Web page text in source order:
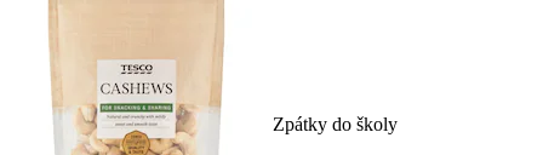
Zpátky do školy